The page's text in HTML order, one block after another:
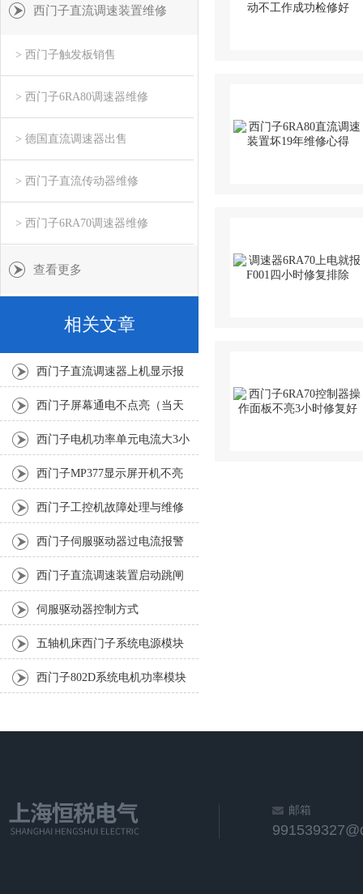
西门子直流调速装置维修
> 西门子触发板销售
> 西门子6RA80调速器维修
> 德国直流调速器出售
> 西门子直流传动器维修
> 西门子6RA70调速器维修
查看更多
相关文章
西门子直流调速器上机显示报
F60096送修-2小时解决好
西门子屏幕通电不点亮（当天
排除）修复分析
西门子电机功率单元电流大3小
时帮你修好
西门子MP377显示屏开机不亮
(超过18年技术案例)专门修复
西门子工控机故障处理与维修
技术探讨
西门子伺服驱动器过电流报警
外部原因有哪些
西门子直流调速装置启动跳闸
报故障-3小时修复解决
伺服驱动器控制方式
五轴机床西门子系统电源模块
坏故障修复与检查步骤
西门子802D系统电机功率模块
邮箱